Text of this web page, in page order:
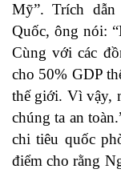
Mỹ”. Trích
Quốc, ông nói:
Cùng với các
cho 50% GDP
thế giới. Vì vậy,
chúng ta an
chi tiêu quốc
điểm cho rằng